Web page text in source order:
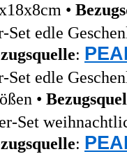
•
Set edle
:
Set edle
•
Set
: